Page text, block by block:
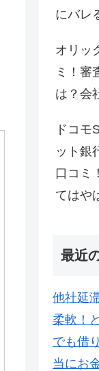
にバレ
オリッ
ミ！審
は？会
ドコモ
ット銀
口コミ
てはや
最近
他社延
柔軟！
でも借
当にお